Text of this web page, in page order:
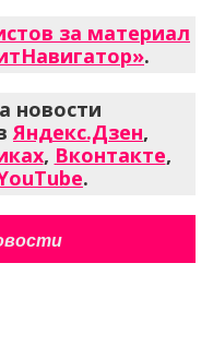
за материал
.
новости
Яндекс.Дзен,
, Вконтакте,
.